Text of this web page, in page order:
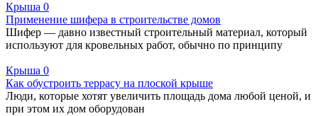
Крыша 0
Применение шифера в строительстве домов
Шифер — давно известный строительный материал, который
используют для кровельных работ, обычно по принципу
Крыша 0
Как обустроить террасу на плоской крыше
Люди, которые хотят увеличить площадь дома любой ценой, и
при этом их дом оборудован